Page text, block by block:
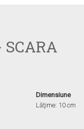
Dimensiune
Lăţime: 10 cm